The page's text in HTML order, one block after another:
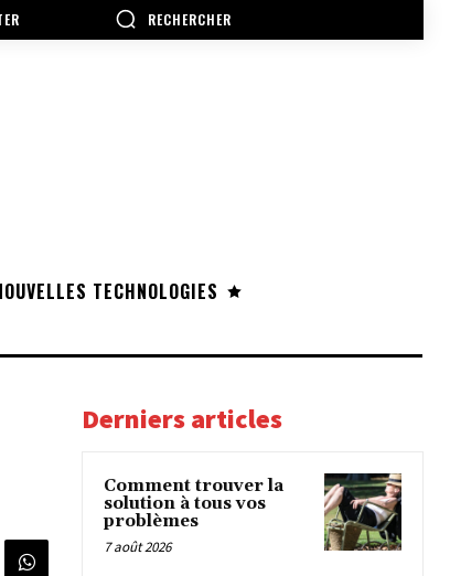
RECHERCHER
TECHNOLOGIES
Derniers articles
Comment trouver la
solution à tous vos
problèmes
7 août 2026